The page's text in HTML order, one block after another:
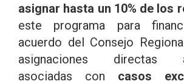
asignar hasta un 10% de los
este programa para
acuerdo del Consejo
asignaciones directas
asociadas con casos